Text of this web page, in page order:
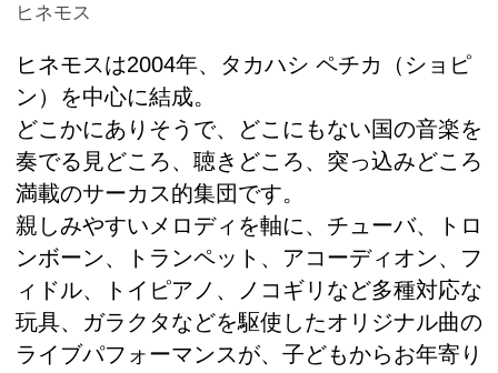
ヒネモス
ヒネモスは2004年、タカハシ ペチカ（ショピ
ン）を中心に結成。
どこかにありそうで、どこにもない国の音楽を
奏でる見どころ、聴きどころ、突っ込みどころ
満載のサーカス的集団です。
親しみやすいメロディを軸に、チューバ、トロ
ンボーン、トランペット、アコーディオン、フ
ィドル、トイピアノ、ノコギリなど多種対応な
玩具、ガラクタなどを駆使したオリジナル曲の
ライブパフォーマンスが、子どもからお年寄り